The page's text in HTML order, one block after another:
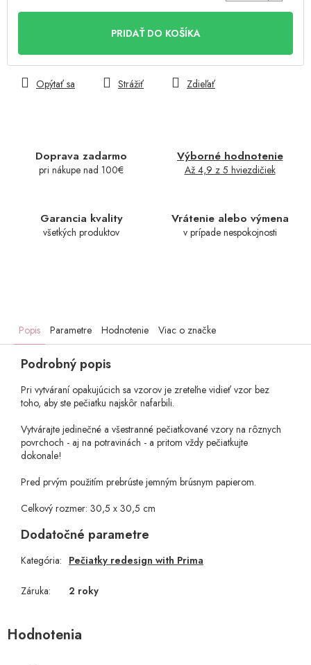
PRIDAŤ DO KOŠÍKA
Doprava zadarmo
pri nákupe nad 100€
Výborné hodnotenie
Až 4,9 z 5 hviezdičiek
Garancia kvality
všetkých produktov
Vrátenie alebo výmena
v prípade nespokojnosti
Opýtať sa Strážiť Zdieľať
Popis Parametre Hodnotenie Viac o značke
Podrobný popis
Pri vytváraní opakujúcich sa vzorov je zreteľne vidieť vzor bez
toho, aby ste pečiatku najskôr nafarbili.
Vytvárajte jedinečné a všestranné pečiatkované vzory na rôznych
povrchoch - aj na potravinách - a pritom vždy pečiatkujte
dokonale!
Pred prvým použitím prebrúste jemným brúsnym papierom.
Celkový rozmer: 30,5 x 30,5 cm
Dodatočné parametre
Kategória: Pečiatky redesign with Prima
Záruka: 2 roky